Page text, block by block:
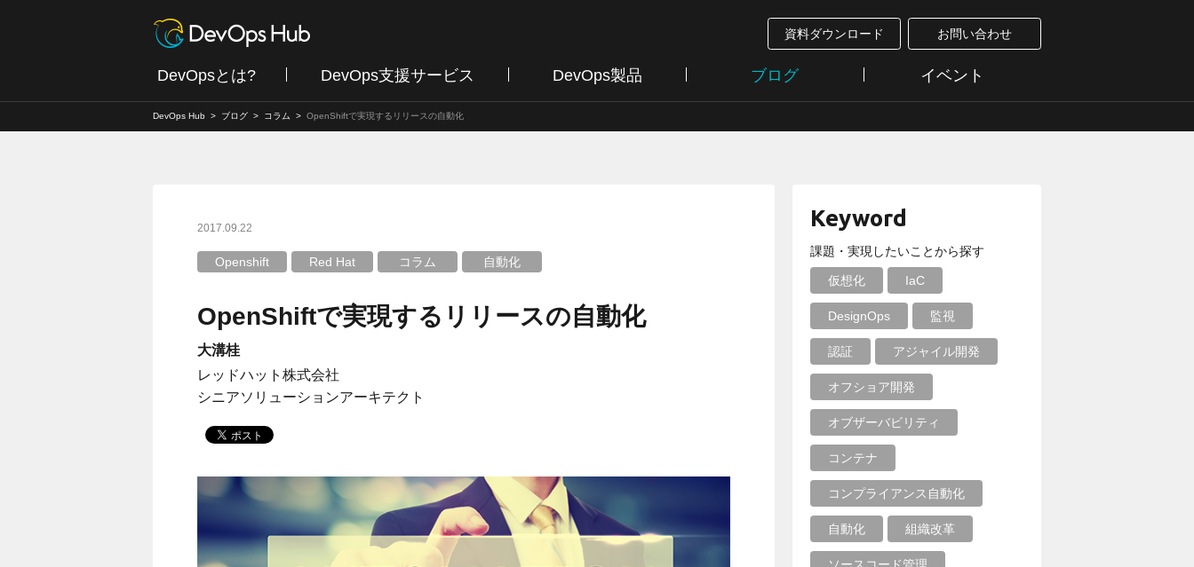
資料ダウンロード お問い合わせ
DevOpsとは? DevOps支援サービス DevOps製品 ブログ イベント
DevOps Hub ブログ コラム OpenShiftで実現するリリースの自動化
2017.09.22
Openshift Red Hat コラム 自動化
OpenShiftで実現するリリースの自動化
大溝桂
レッドハット株式会社
シニアソリューションアーキテクト
Keyword
課題・実現したいことから探す
仮想化 IaC
DesignOps 監視
認証 アジャイル開発
オフショア開発
オブザーバビリティ
コンテナ
コンプライアンス自動化
自動化 組織改革